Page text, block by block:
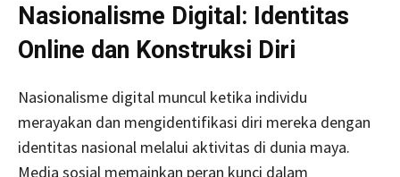
Nasionalisme Digital: Identitas
Online dan Konstruksi Diri
Nasionalisme digital muncul ketika individu
merayakan dan mengidentifikasi diri mereka dengan
identitas nasional melalui aktivitas di dunia maya.
Media sosial memainkan peran kunci dalam